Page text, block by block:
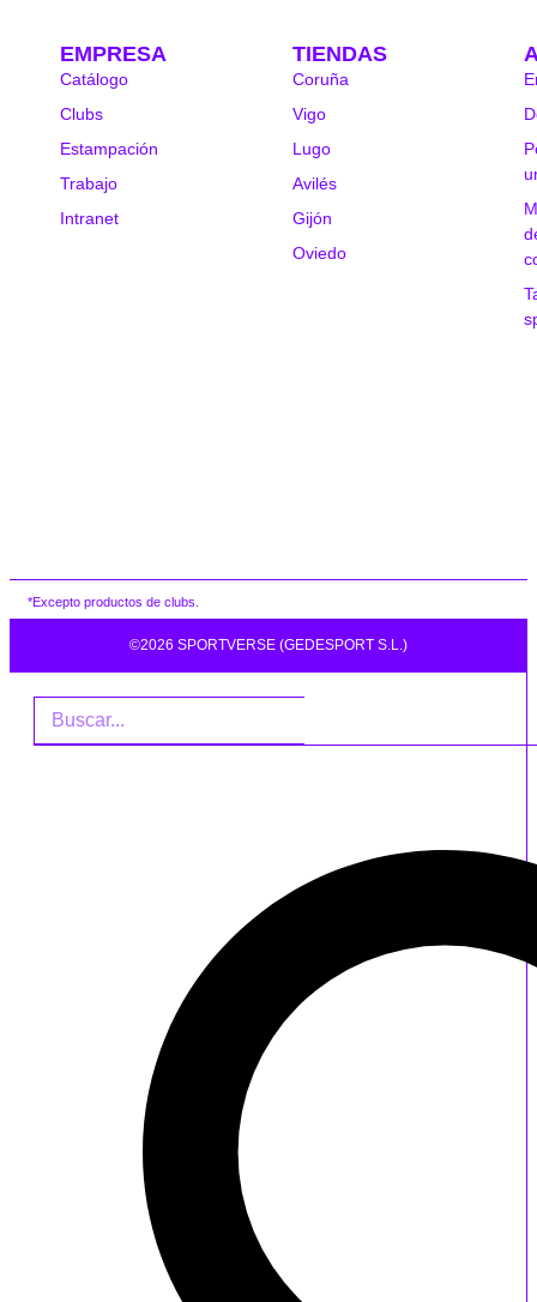
EMPRESA
Catálogo
Clubs
Estampación
Trabajo
Intranet
TIENDAS
Coruña
Vigo
Lugo
Avilés
Gijón
Oviedo
*Excepto productos de clubs.
©2026 SPORTVERSE (GEDESPORT S.L.)